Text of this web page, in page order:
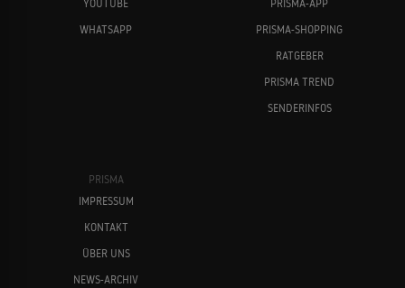
YOUTUBE
WHATSAPP
PRISMA-APP
PRISMA-SHOPPING
RATGEBER
PRISMA TREND
SENDERINFOS
PRISMA
IMPRESSUM
KONTAKT
ÜBER UNS
NEWS-ARCHIV